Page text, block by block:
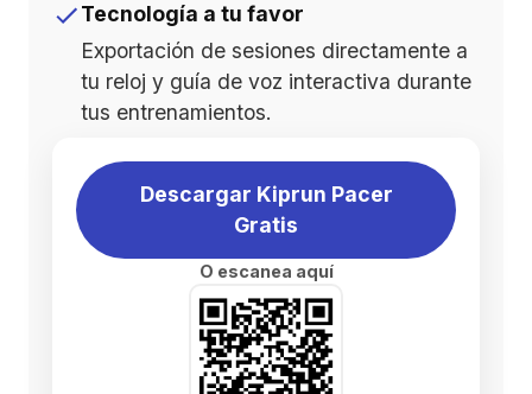
Tecnología a tu favor
Exportación de sesiones directamente a
tu reloj y guía de voz interactiva durante
tus entrenamientos.
Descargar Kiprun Pacer
Gratis
O escanea aquí